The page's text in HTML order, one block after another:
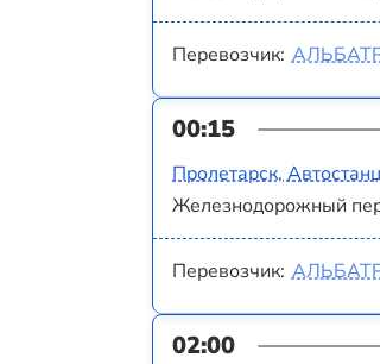
Перевозчик:
00:15
Пролетарск,
Железнодорожный
Перевозчик:
02:00